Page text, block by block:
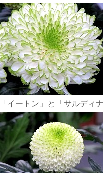
「イートン」と「サルディ